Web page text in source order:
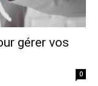
gérer vos
0